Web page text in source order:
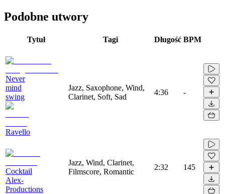
Podobne utwory
Tytuł Tagi Długość BPM
Never
mind
swing
Ravello
Jazz, Saxophone, Wind,
Clarinet, Soft, Sad
4:36 -
Cocktail
Alex-
Productions
Jazz, Wind, Clarinet,
Filmscore, Romantic
2:32 145